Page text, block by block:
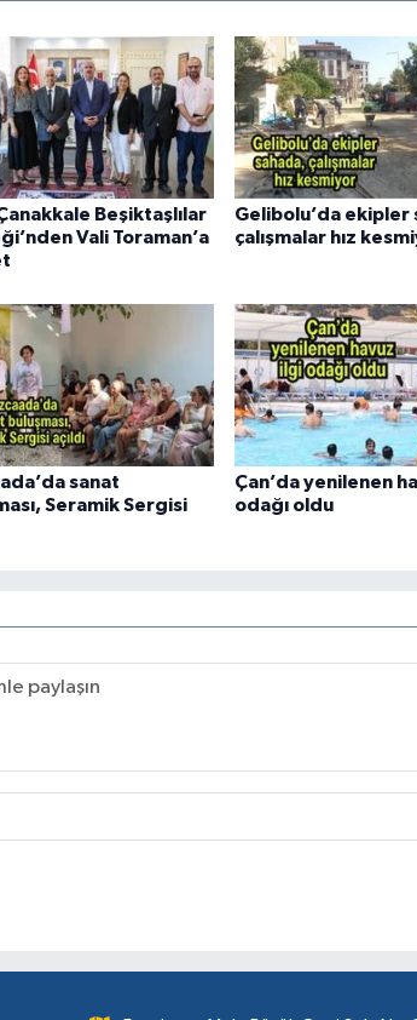
Beşiktaşlılar
Vali Toraman’a
Gelibolu’da ekipler
çalışmalar hız
sanat
Seramik Sergisi
Çan’da yenilenen
odağı oldu